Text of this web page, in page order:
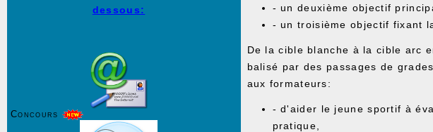
dessous:
Concours
- un deuxième objectif
- un troisième objectif fixant
De la cible blanche à la cible arc
balisé par des passages de
aux formateurs:
- d'aider le jeune sportif à
pratique,